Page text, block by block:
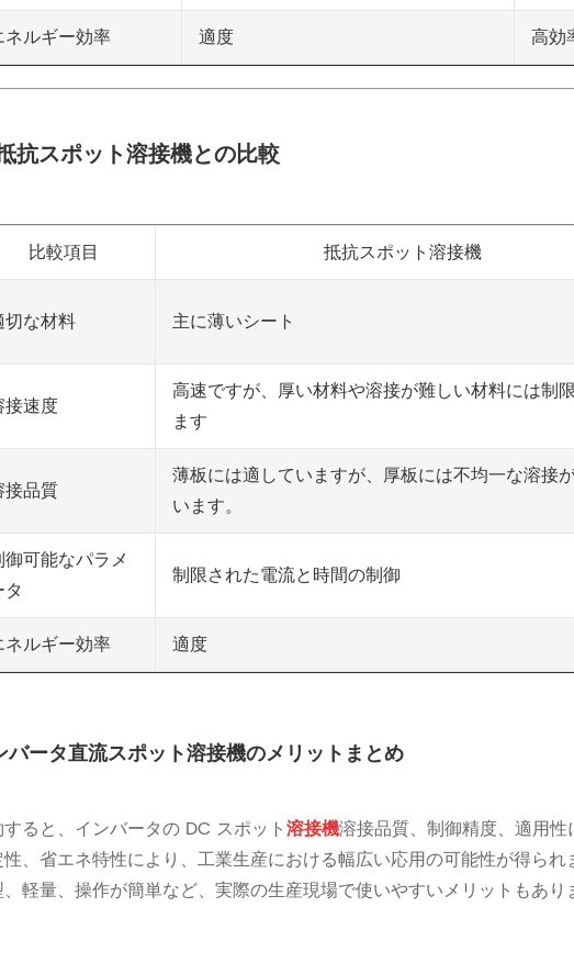
ネルギー効率 適度 高効
抗スポット溶接機との比較
比較項目 抵抗スポット溶接機
切な材料 主に薄いシート
接速度
高速ですが、厚い材料や溶接が難しい材料には制
ます
接品質
薄板には適していますが、厚板には不均一な溶接
います。
御可能なパラメ
タ
制限された電流と時間の制御
ネルギー効率 適度
バータ直流スポット溶接機のメリットまとめ
ると、インバータの DC スポット溶接機溶接品質、制御精度、適用性
、省エネ特性により、工業生産における幅広い応用の可能性が得られ
軽量、操作が簡単など、実際の生産現場で使いやすいメリットもあり